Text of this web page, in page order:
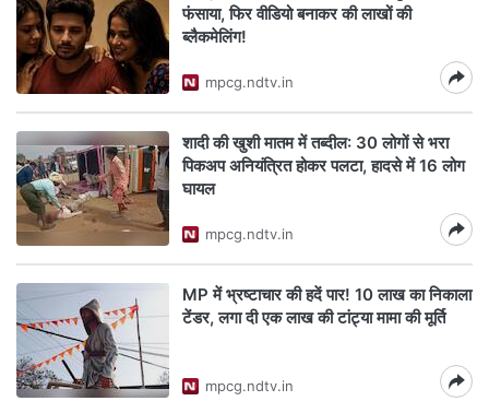
फंसाया, फिर वीडियो बनाकर की लाखों की
ब्लैकमेलिंग!
mpcg.ndtv.in
शादी की खुशी मातम में तब्दील: 30 लोगों से भरा
पिकअप अनियंत्रित होकर पलटा, हादसे में 16 लोग
घायल
mpcg.ndtv.in
MP में भ्रष्टाचार की हदें पार! 10 लाख का निकाला
टेंडर, लगा दी एक लाख की टांट्या मामा की मूर्ति
mpcg.ndtv.in